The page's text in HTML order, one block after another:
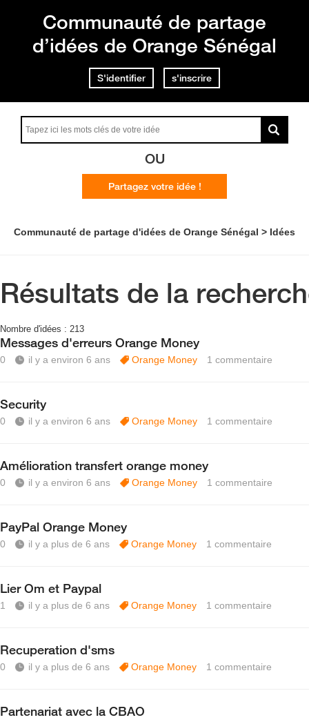
Communauté de partage
d’idées de Orange Sénégal
S'identifier s'inscrire
OU
Partagez votre idée !
Communauté de partage d'idées de Orange Sénégal Idées
Résultats de la
Nombre d'idées : 213
Messages d'erreurs Orange Money
0 il y a environ 6 ans Orange Money 1 commentaire
Security
0 il y a environ 6 ans Orange Money 1 commentaire
Amélioration transfert orange money
0 il y a environ 6 ans Orange Money 1 commentaire
PayPal Orange Money
0 il y a plus de 6 ans Orange Money 1 commentaire
Lier Om et Paypal
1 il y a plus de 6 ans Orange Money 1 commentaire
Recuperation d'sms
0 il y a plus de 6 ans Orange Money 1 commentaire
Partenariat avec la CBAO